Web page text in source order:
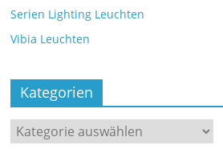
Serien Lighting Leuchten
Vibia Leuchten
Kategorien